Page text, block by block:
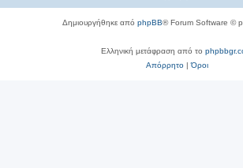
Δημιουργήθηκε από phpBB® Forum Software ©
Ελληνική μετάφραση από το
Απόρρητο|Όροι